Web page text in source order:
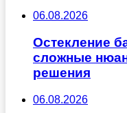
06.08.2026
Остекление
сложные
решения
06.08.2026